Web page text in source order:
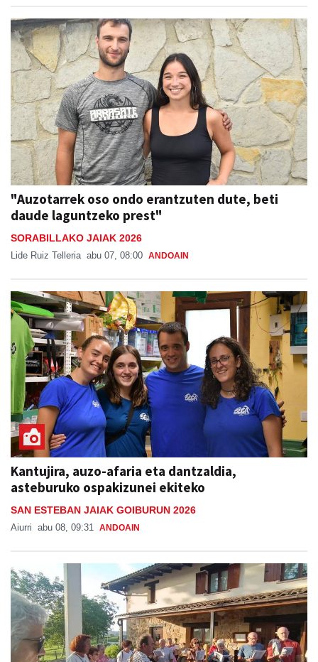
"Auzotarrek oso ondo erantzuten dute, beti
daude laguntzeko prest"
SORABILLAKO JAIAK 2026
Lide Ruiz Telleria abu 07, 08:00 ANDOAIN
Kantujira, auzo-afaria eta dantzaldia,
asteburuko ospakizunei ekiteko
SAN ESTEBAN JAIAK GOIBURUN 2026
Aiurri abu 08, 09:31 ANDOAIN